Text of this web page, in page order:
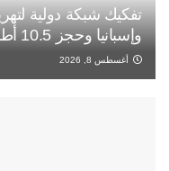
تفكيك شبكة دولية
وإسبانيا وحجز 10.5 أطنان
أغسطس 8, 2026